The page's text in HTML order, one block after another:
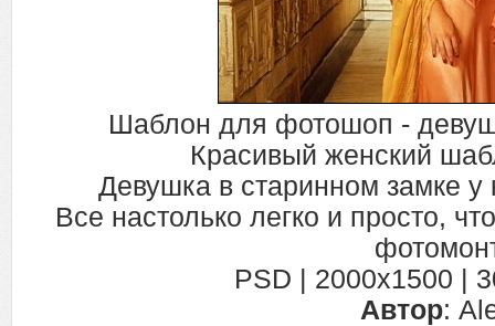
Шаблон для фотошоп -
Красивый женский
Девушка в старинном замке у
Все настолько легко и просто,
PSD | 2000x1500 |
Автор: